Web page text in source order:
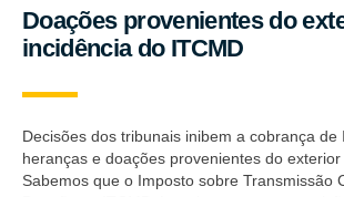
Doações provenientes do
incidência do ITCMD
Decisões dos tribunais inibem a cobrança de
heranças e doações provenientes do exterior
Sabemos que o Imposto sobre Transmissão